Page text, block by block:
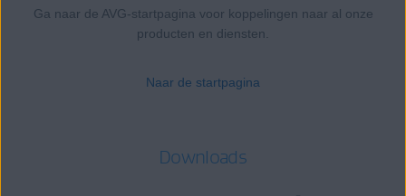
Ga naar de AVG-startpagina voor koppelingen naar al onze
producten en diensten.
Naar de startpagina
Downloads